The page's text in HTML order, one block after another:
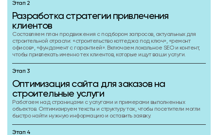
Этап 2
Разработка стратегии привлечения
клиентов
Составляем план продвижения с подбором запросов, актуальных для
строительной отрасли: «строительство коттеджа под ключ», «ремонт
офисов», «фундамент с гарантией». Включаем локальное SEO и контент,
чтобы привлекать именно тех клиентов, которые ищут ваши услуги.
Этап 3
Оптимизация сайта для заказов на
строительные услуги
Работаем над страницами с услугами и примерами выполненных
объектов. Оптимизируем тексты и структуру так, чтобы посетители могли
быстро найти нужную информацию и оставить заявку.
Этап 4